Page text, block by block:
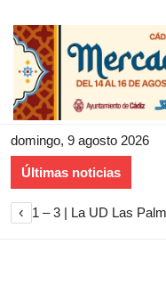
domingo, 9 agosto 2026
Últimas noticias
‹